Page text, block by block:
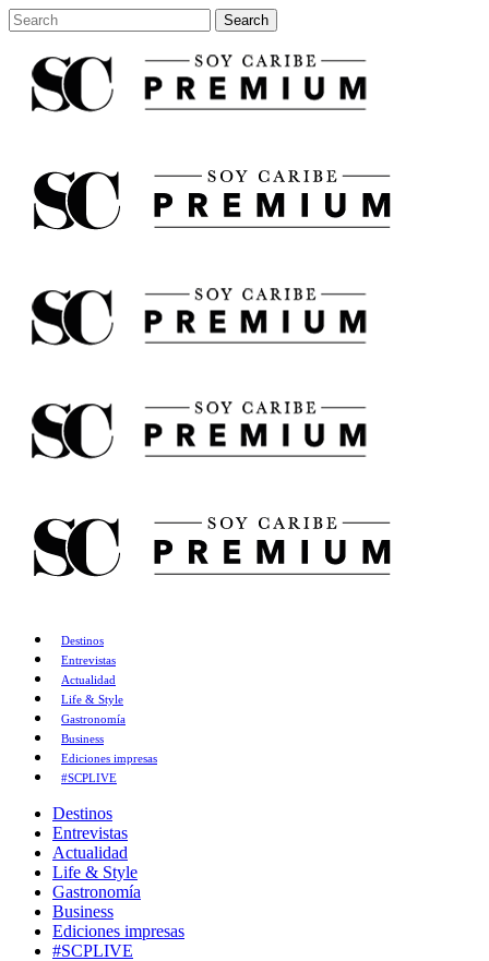
Destinos
Entrevistas
Actualidad
Life & Style
Gastronomía
Business
Ediciones impresas
#SCPLIVE
Destinos
Entrevistas
Actualidad
Life & Style
Gastronomía
Business
Ediciones impresas
#SCPLIVE